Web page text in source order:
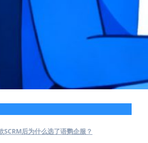
后为什么选了语鹦企服？